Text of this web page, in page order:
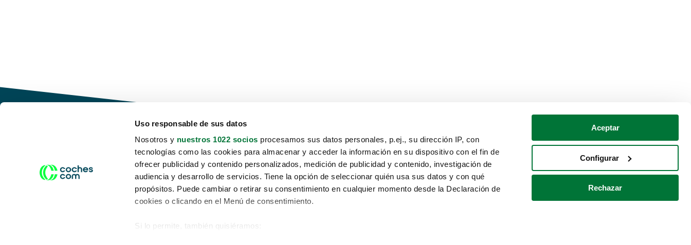
Uso responsable de sus datos
Nosotros y nuestros 1022 socios procesamos sus datos personales, p.ej., su dirección IP, con
tecnologías como las cookies para almacenar y acceder la información en su dispositivo con el fin de
ofrecer publicidad y contenido personalizados, medición de publicidad y contenido, investigación de
audiencia y desarrollo de servicios. Tiene la opción de seleccionar quién usa sus datos y con qué
propósitos. Puede cambiar o retirar su consentimiento en cualquier momento desde la Declaración de
cookies o clicando en el Menú de consentimiento.
Si lo permite, también quisiéramos:
Aceptar
Configurar
Rechazar
Conduce tu futuro,
desata tu movilidad